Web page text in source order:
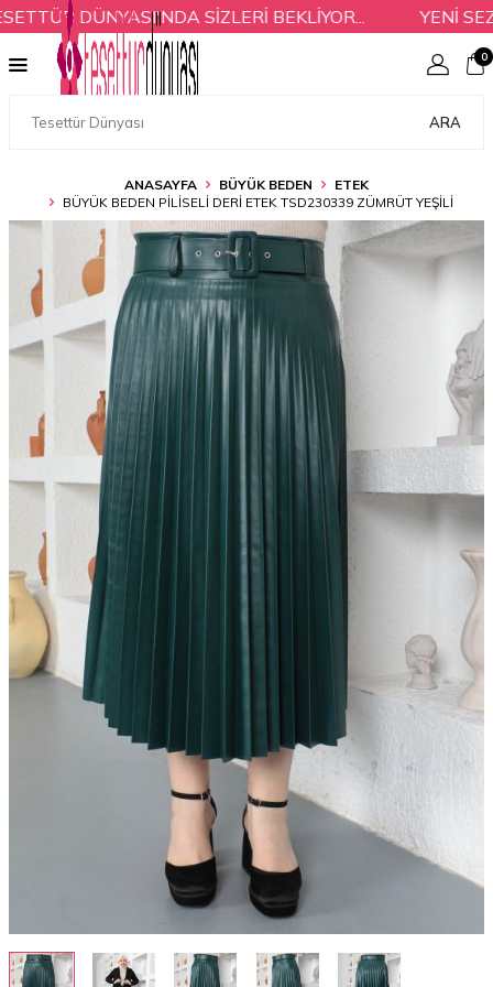
DÜNYASI'NDA SİZLERİ BEKLİYOR... YENİ
ARA
0
ANASAYFA BÜYÜK BEDEN
ETEK
BÜYÜK BEDEN PILISELI DERI ETEK TSD230339 ZÜMRÜT YEŞILI